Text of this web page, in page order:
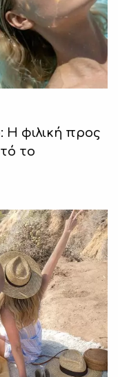
Η φιλική προς
το